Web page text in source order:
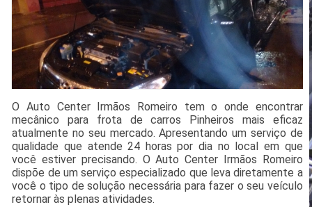
O Auto Center Irmãos Romeiro tem o onde encontrar
mecânico para frota de carros Pinheiros mais eficaz
atualmente no seu mercado. Apresentando um serviço de
qualidade que atende 24 horas por dia no local em que
você estiver precisando. O Auto Center Irmãos Romeiro
dispõe de um serviço especializado que leva diretamente a
você o tipo de solução necessária para fazer o seu veículo
retornar às plenas atividades.